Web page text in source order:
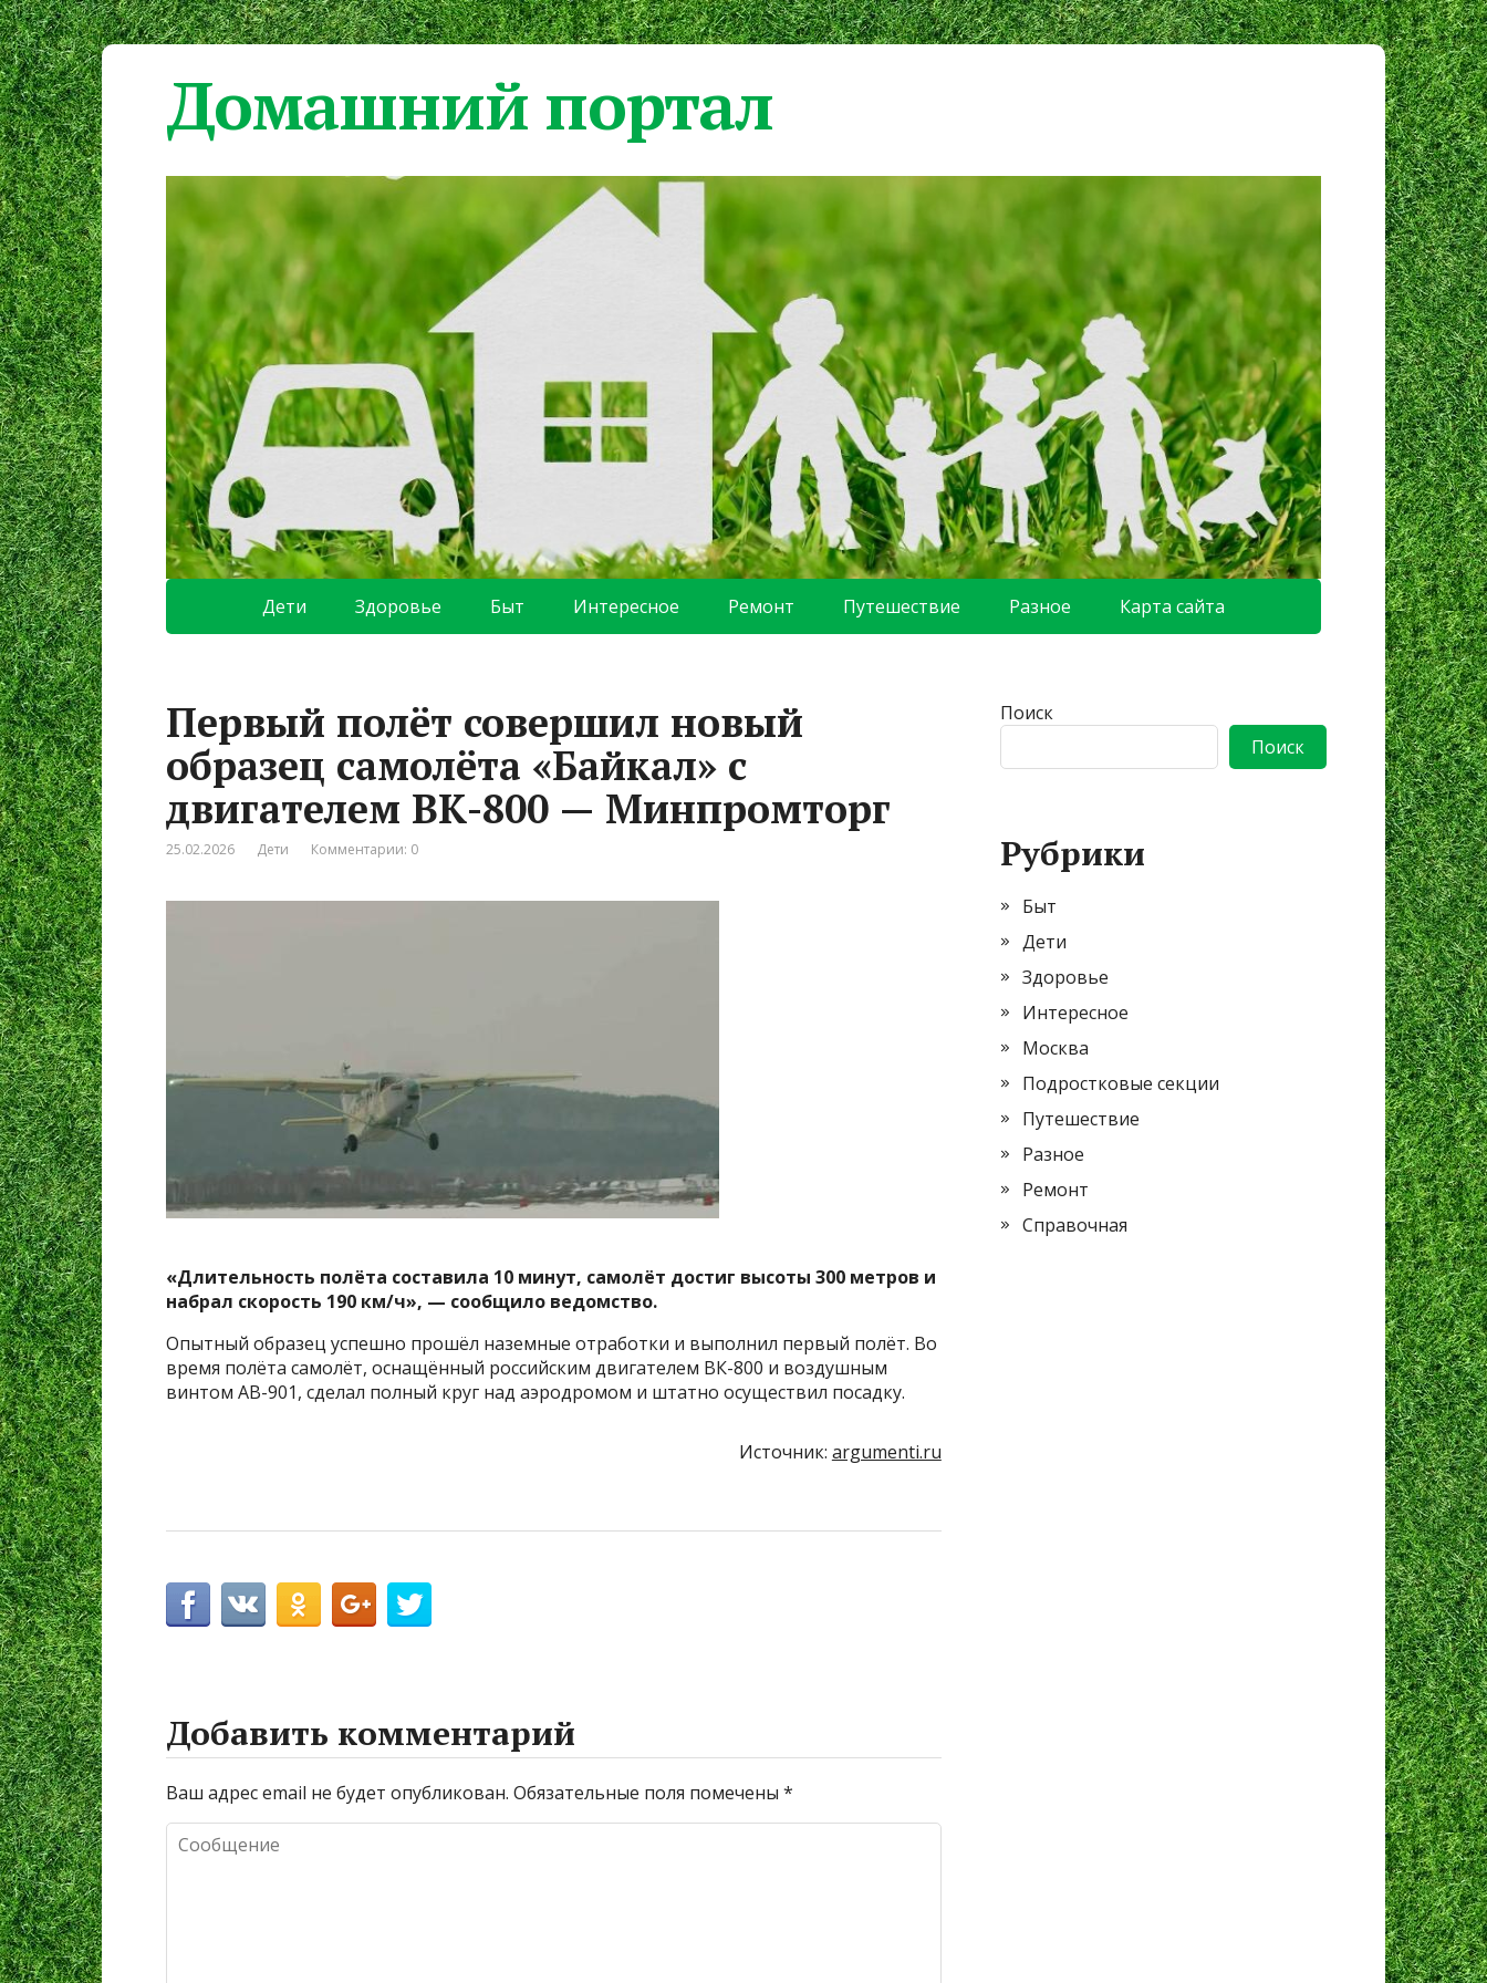
Домашний портал
Дети Здоровье Быт Интересное Ремонт Путешествие Разное Карта сайта
Первый полёт совершил новый
образец самолёта «Байкал» с
двигателем ВК-800 — Минпромторг
25.02.2026 Дети Комментарии: 0
«Длительность полёта составила 10 минут, самолёт достиг высоты 300 метров и
набрал скорость 190 км/ч», — сообщило ведомство.
Опытный образец успешно прошёл наземные отработки и выполнил первый полёт. Во
время полёта самолёт, оснащённый российским двигателем ВК-800 и воздушным
винтом АВ-901, сделал полный круг над аэродромом и штатно осуществил посадку.
Источник: argumenti.ru
Добавить комментарий
Ваш адрес email не будет опубликован. Обязательные поля помечены *
Поиск
Поиск
Рубрики
Быт
Дети
Здоровье
Интересное
Москва
Подростковые секции
Путешествие
Разное
Ремонт
Справочная